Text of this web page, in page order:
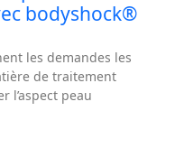
bodyshock®
les demandes les
de traitement
l’aspect peau